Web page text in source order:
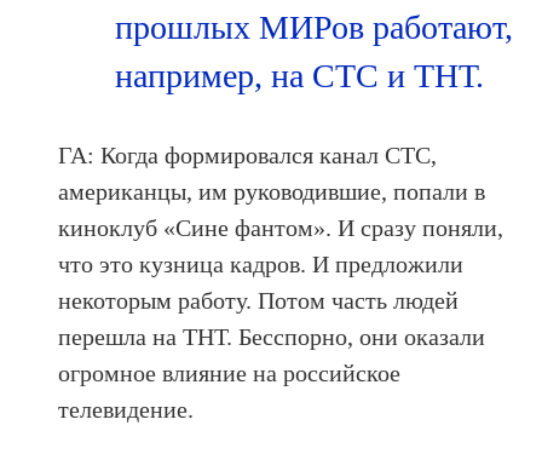
прошлых МИРов работают,
например, на СТС и ТНТ.
ГА: Когда формировался канал СТС,
американцы, им руководившие, попали в
киноклуб «Сине фантом». И сразу поняли,
что это кузница кадров. И предложили
некоторым работу. Потом часть людей
перешла на ТНТ. Бесспорно, они оказали
огромное влияние на российское
телевидение.